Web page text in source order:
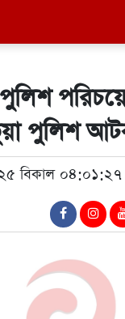
পুলিশ
বিকাল ০৪:০১:২৭